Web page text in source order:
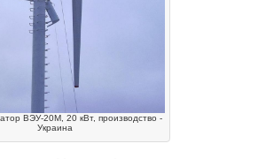
ВЭУ-20М, 20 кВт, производство -
Украина